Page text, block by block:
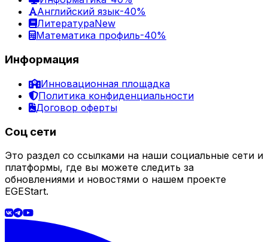
Английский язык-40%
ЛитератураNew
Математика профиль-40%
Информация
Инновационная площадка
Политика конфиденциальности
Договор оферты
Соц сети
Это раздел со ссылками на наши социальные сети и
платформы, где вы можете следить за
обновлениями и новостями о нашем проекте
EGEStart.